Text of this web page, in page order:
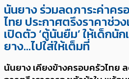
นันยาง ร่วมลดภาระค่าค
ไทย​ ​​ประกาศตรึงราคาช่ว
เปิดตัว​ ‘ตู้นันยืม’ ให้เด็กนั
ยาง…ไปใส่ให้เต็มที่
นันยาง เคียงข้างครอบครัวไทย